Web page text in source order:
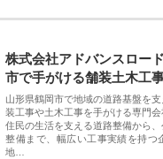
株式会社アドバンスロー
市で手がける舗装土木工
山形県鶴岡市で地域の道路基盤を
装工事や土木工事を手がける専門
住民の生活を支える道路整備から
整備まで、幅広い工事実績を持つ
地…